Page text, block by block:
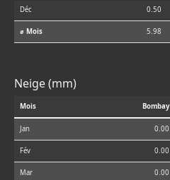
Déc 0.50
⌀ Mois 5.98
Neige (mm)
Mois Bombay
Jan 0.00
Fév 0.00
Mar 0.00